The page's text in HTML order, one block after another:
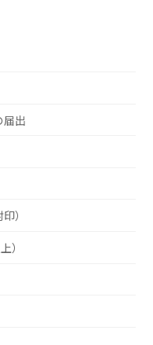
届出
）
）